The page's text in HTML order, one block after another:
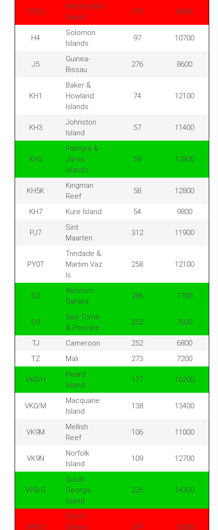
FT5Z
Amsterdam
Island
173 8600
H4
Solomon
Islands
97 10700
J5
Guinea-
Bissau
276 8600
KH1
Baker &
Howland
Islands
74 12100
KH3
Johnston
Island
57 11400
KH5
Palmyra &
Jarvis
Islands
59 12800
KH5K
Kingman
Reef
58 12800
KH7 Kure Island 54 9800
PJ7
Sint
Maarten
312 11900
PY0T
Trindade &
Martim Vaz
Is.
258 12100
S0
Western
Sahara
286 7700
S9
Sao Tome
& Principe
252 7600
TJ Cameroon 252
6800
TZ
Mali 273 7200
VK0/H
Heard
Island
177 10200
VK0/M
Macquarie
Island
138 13400
VK9M
Mellish
Reef
106 11000
VK9N
Norfolk
Island
109 12700
VP8/G
South
Georgia
Island
226 14300
VP8/O
South
Orkney
219 15000